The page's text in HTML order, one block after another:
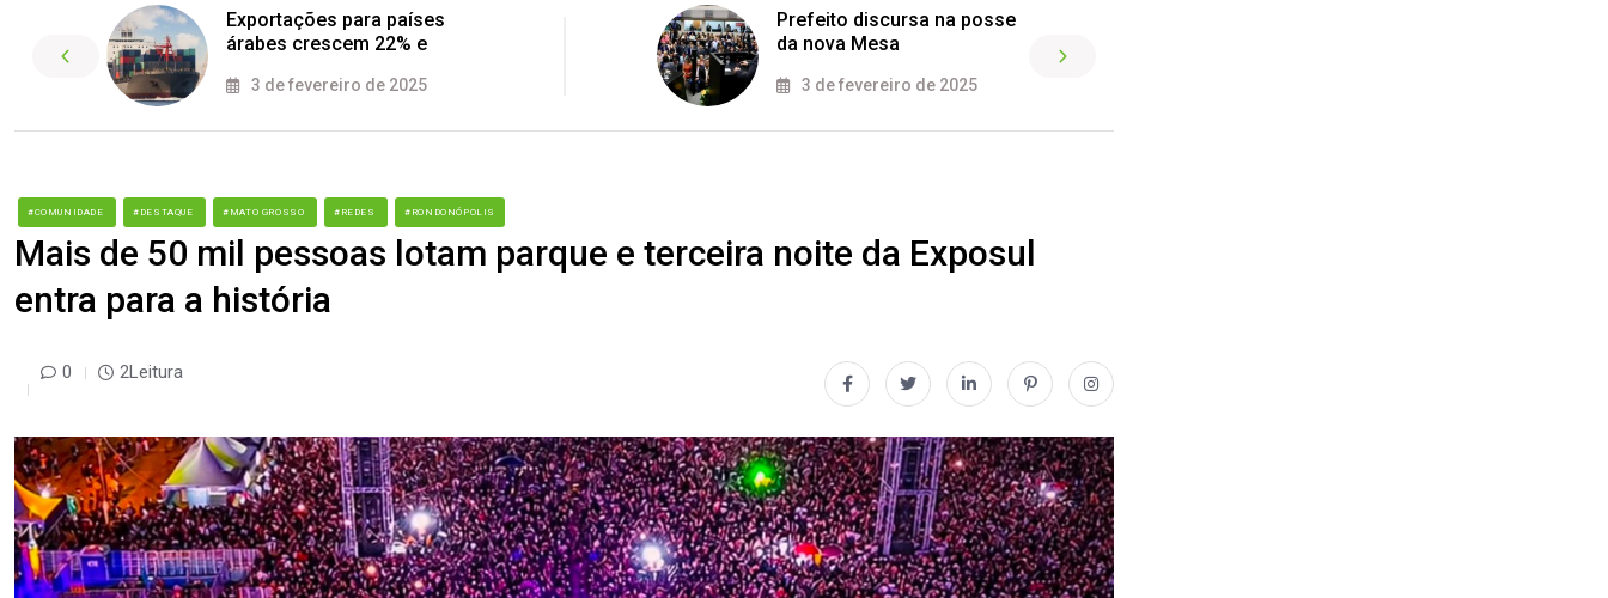
Exportações para países
árabes crescem 22% e
3 de fevereiro de 2025
Prefeito discursa na posse
da nova Mesa
3 de fevereiro de 2025
#COMUNIDADE #DESTAQUE #MATO GROSSO #REDES #RONDONÓPOLIS
Mais de 50 mil pessoas lotam parque e terceira noite da Exposul
entra para a história
0 2Leitura